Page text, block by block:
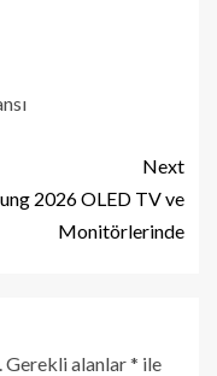
Next
2026 OLED TV ve
Monitörlerinde
Gerekli alanlar* ile